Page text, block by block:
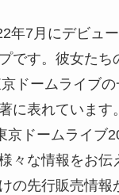
年7月にデビュ
です。彼女たち
ドームライブの
に表れています
京ドームライブ
々な情報をお伝
の先行販売情報